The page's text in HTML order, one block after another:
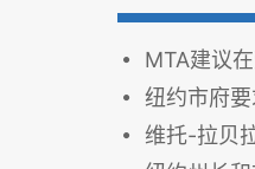
MTA建议在劳
纽约市府
维托-拉贝拉